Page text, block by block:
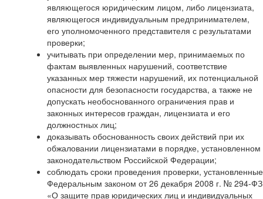
являющегося юридическим лицом, либо лицензиата,
являющегося индивидуальным предпринимателем,
его уполномоченного представителя с результатами
проверки;
учитывать при определении мер, принимаемых по
фактам выявленных нарушений, соответствие
указанных мер тяжести нарушений, их потенциальной
опасности для безопасности государства, а также не
допускать необоснованного ограничения прав и
законных интересов граждан, лицензиата и его
должностных лиц;
доказывать обоснованность своих действий при их
обжаловании лицензиатами в порядке, установленном
законодательством Российской Федерации;
соблюдать сроки проведения проверки, установленные
Федеральным законом от 26 декабря 2008 г. № 294-ФЗ
«О защите прав юридических лиц и индивидуальных